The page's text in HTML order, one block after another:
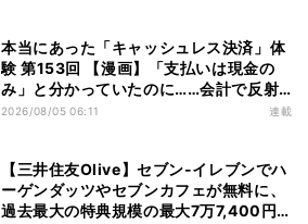
本当にあった「キャッシュレス決済」体
験 第153回 【漫画】「支払いは現金の
み」と分かっていたのに……会計で反射
的に出してしまったものは
2026/08/05 06:11 連載
【三井住友Olive】セブン-イレブンでハ
ーゲンダッツやセブンカフェが無料に、
過去最大の特典規模の最大7万7,400円